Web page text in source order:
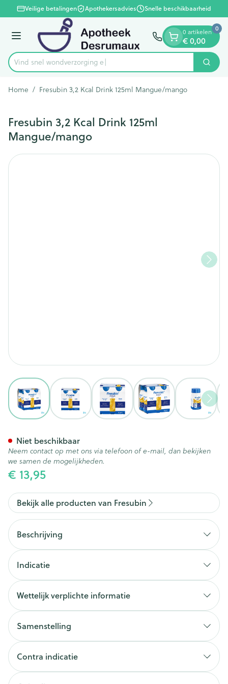
Ga naar de inhoud
1 van 1Veilige betalingen Apothekersadvies Snelle beschikbaarheid
Menu
Product, merk, categorie...
Vind snel wondverz Zoek
0 artikelen
€ 0,00
0
Home / Fresubin 3,2 Kcal Drink 125ml Mangue/mango
Fresubin 3,2 Kcal Drink 125ml
Mangue/mango
View larger imageView larger imageView larger imageView larger image
View
€ 13,95
Niet beschikbaar
Neem contact op met ons via telefoon of e-mail, dan bekijken
we samen de mogelijkheden.
Bekijk alle producten van Fresubin
Beschrijving
Indicatie
Wettelijk verplichte informatie
Samenstelling
Contra indicatie
Te gebruiken onder medisch toezicht.